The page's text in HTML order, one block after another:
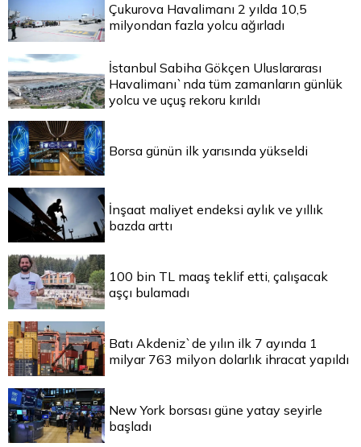
Çukurova Havalimanı 2 yılda 10,5
milyondan fazla yolcu ağırladı
İstanbul Sabiha Gökçen Uluslararası
Havalimanı`nda tüm zamanların günlük
yolcu ve uçuş rekoru kırıldı
Borsa günün ilk yarısında yükseldi
İnşaat maliyet endeksi aylık ve yıllık
bazda arttı
100 bin TL maaş teklif etti, çalışacak
aşçı bulamadı
Batı Akdeniz`de yılın ilk 7 ayında 1
milyar 763 milyon dolarlık ihracat yapıldı
New York borsası güne yatay seyirle
başladı